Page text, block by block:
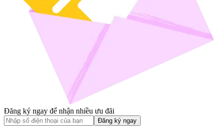
Đăng ký ngay để nhận nhiều ưu đãi
Đăng ký ngay